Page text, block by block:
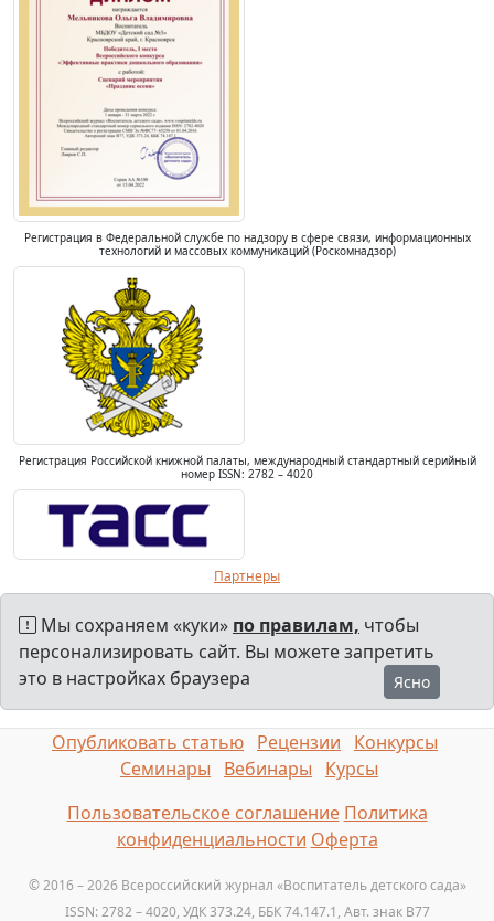
Регистрация в Федеральной службе по надзору в сфере связи, информационных
технологий и массовых коммуникаций (Роскомнадзор)
Регистрация Российской книжной палаты, международный стандартный серийный
номер ISSN: 2782 – 4020
Партнеры
Мы сохраняем «куки» по правилам, чтобы
персонализировать сайт. Вы можете запретить
это в настройках браузера
Ясно
Опубликовать статью Рецензии
Конкурсы
Семинары
Вебинары
Курсы
Пользовательское соглашение Политика
конфиденциальности Оферта
© 2016 – 2026 Всероссийский журнал «Воспитатель детского сада»
ISSN: 2782 – 4020, УДК 373.24, ББК 74.147.1, Авт. знак B77